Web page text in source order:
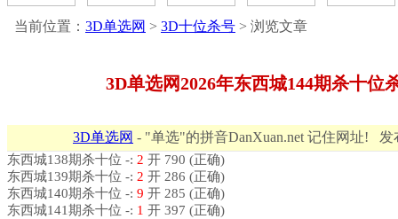
当前位置： 3D单选网 > 3D十位杀号 > 浏览文章
3D单选网2026年东西城144期杀十位
3D单选网 - "单选"的拼音DanXuan.net 记住网址! 发
东西城138期杀十位 -: 2 开 790 (正确)
东西城139期杀十位 -: 2 开 286 (正确)
东西城140期杀十位 -: 9 开 285 (正确)
东西城141期杀十位 -: 1 开 397 (正确)